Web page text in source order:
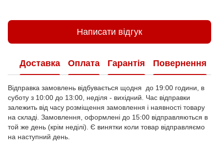
Написати відгук
Доставка Оплата Гарантія Повернення
Відправка замовлень відбувається щодня до 19:00 години, в
суботу з 10:00 до 13:00, неділя - вихідний. Час відправки
залежить від часу розміщення замовлення і наявності товару
на складі. Замовлення, оформлені до 15:00 відправляються в
той же день (крім неділі). Є винятки коли товар відправляємо
на наступний день.